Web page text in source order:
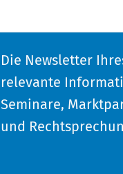
Die Newsletter
relevante
Seminare,
und